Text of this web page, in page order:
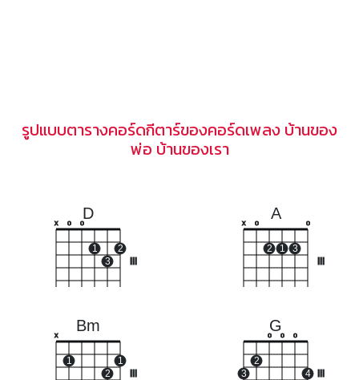
รูปแบบตารางคอร์ดกีตาร์ของคอร์ดเพลง บ้านของ
พ่อ บ้านของเรา
D
x o o
1
3
2
A
x o
2 1 3
o
Bm
x
1
2
1
G
3
2
o o o
4